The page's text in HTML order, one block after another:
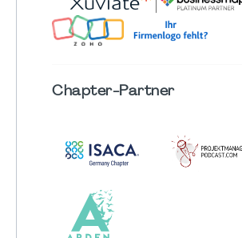
Chapter-Partner